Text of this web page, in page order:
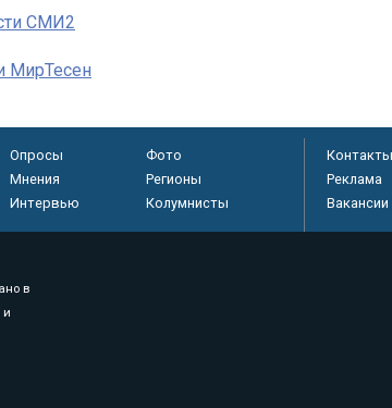
СМИ2
МирТесен
Опросы
Фото
Мнения
Регионы
Интервью Колумнисты
Контакты
Реклама
Вакансии
в
и